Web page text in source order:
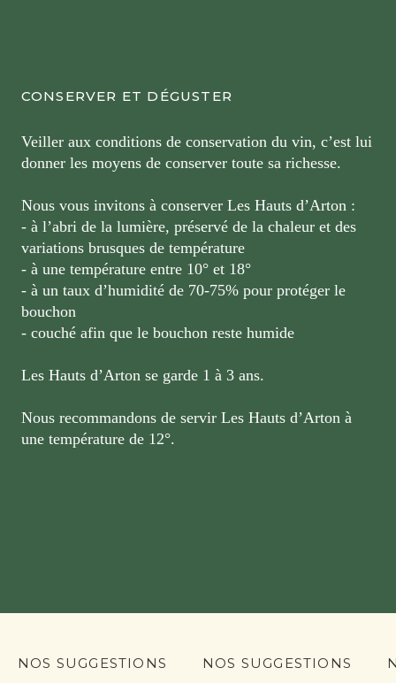
CONSERVER ET DÉGUSTER
Veiller aux conditions de conservation du vin, c’est lui
donner les moyens de conserver toute sa richesse.
Nous vous invitons à conserver Les Hauts d’Arton :
- à l’abri de la lumière, préservé de la chaleur et des
variations brusques de température
- à une température entre 10° et 18°
- à un taux d’humidité de 70-75% pour protéger le
bouchon
- couché afin que le bouchon reste humide
Les Hauts d’Arton se garde 1 à 3 ans.
Nous recommandons de servir Les Hauts d’Arton à
une température de 12°.
NOS SUGGESTIONS NOS SUGGESTIONS